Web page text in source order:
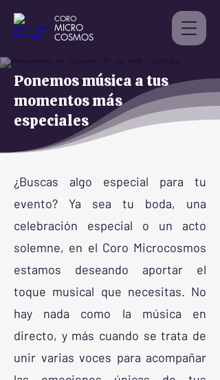
CORO
MICRO
COSMOS
Ponemos música a tus
momentos más
especiales
¿Buscas algo especial para tu
evento? Ya sea tu boda, una
celebración especial o un acto
solemne, en el Coro Microcosmos
estamos deseando aportar el
toque musical que necesitas. No
hay nada como la música en
directo, y más cuando se trata de
unir varias voces para acompañar